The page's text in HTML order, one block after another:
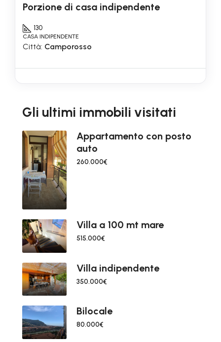
Porzione di casa indipendente
130
CASA INDIPENDENTE
Città: Camporosso
Gli ultimi immobili visitati
Appartamento con posto
auto
260.000€
Villa a 100 mt mare
515.000€
Villa indipendente
350.000€
Bilocale
80.000€